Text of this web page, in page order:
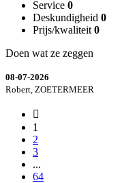
Service 0
Deskundigheid 0
Prijs/kwaliteit 0
Doen wat ze zeggen
08-07-2026
Robert, ZOETERMEER
1
2
3
...
64